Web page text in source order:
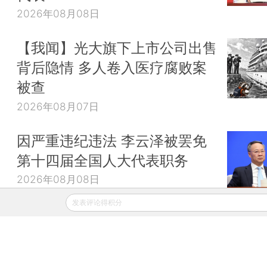
2026年08月08日
【我闻】光大旗下上市公司出售
背后隐情 多人卷入医疗腐败案
被查
2026年08月07日
因严重违纪违法 李云泽被罢免
第十四届全国人大代表职务
2026年08月08日
发表评论得积分